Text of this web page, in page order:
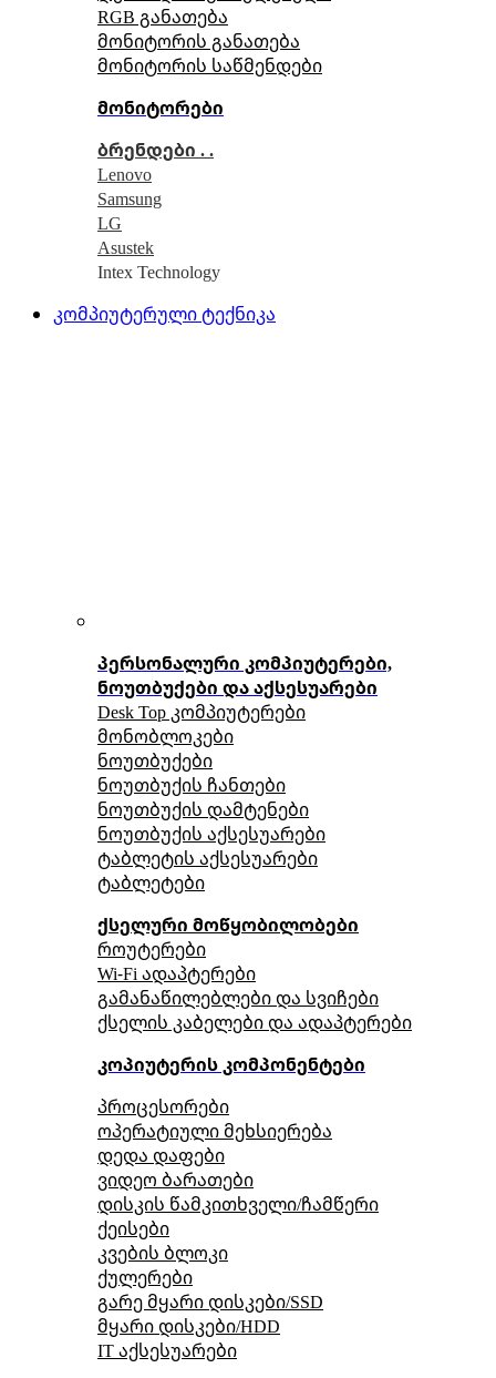
RGB განათება
მონიტორის განათება
მონიტორის საწმენდები
მონიტორები
ბრენდები . .
Lenovo
Samsung
LG
Asustek
Intex Technology
კომპიუტერული ტექნიკა
პერსონალური კომპიუტერები,
ნოუთბუქები და აქსესუარები
Desk Top კომპიუტერები
მონობლოკები
ნოუთბუქები
ნოუთბუქის ჩანთები
ნოუთბუქის დამტენები
ნოუთბუქის აქსესუარები
ტაბლეტის აქსესუარები
ტაბლეტები
ქსელური მოწყობილობები
როუტერები
Wi-Fi ადაპტერები
გამანაწილებლები და სვიჩები
ქსელის კაბელები და ადაპტერები
კოპიუტერის კომპონენტები
პროცესორები
ოპერატიული მეხსიერება
დედა დაფები
ვიდეო ბარათები
დისკის წამკითხველი/ჩამწერი
ქეისები
კვების ბლოკი
ქულერები
გარე მყარი დისკები/SSD
მყარი დისკები/HDD
IT აქსესუარები